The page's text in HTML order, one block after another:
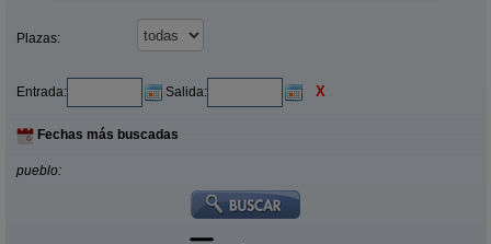
Plazas:
Entrada: Salida: X
Fechas más buscadas
pueblo: